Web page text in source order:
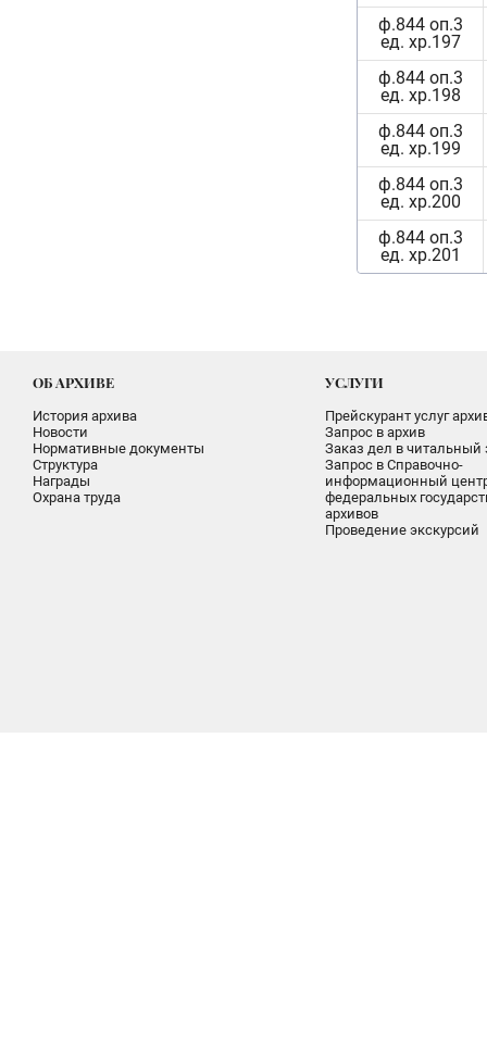
ф.844 оп.3
ед. хр.197
ф.844 оп.3
ед. хр.198
ф.844 оп.3
ед. хр.199
ф.844 оп.3
ед. хр.200
ф.844 оп.3
ед. хр.201
ОБ АРХИВЕ
История архива
Новости
Нормативные документы
Структура
Награды
Охрана труда
УСЛУГИ
Прейскурант услуг
Запрос в архив
Заказ дел в читальный
Запрос в Справочно-
информационный
федеральных
архивов
Проведение экскурсий